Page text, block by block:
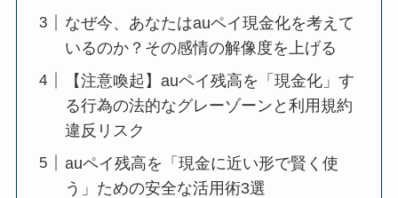
なぜ今、あなたはauペイ現金化を考えて
いるのか？その感情の解像度を上げる
【注意喚起】auペイ残高を「現金化」す
る行為の法的なグレーゾーンと利用規約
違反リスク
auペイ残高を「現金に近い形で賢く使
う」ための安全な活用術3選